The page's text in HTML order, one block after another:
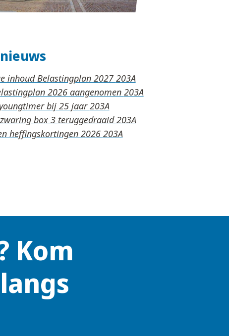
inhoud Belastingplan 2027
2026 aangenomen
bij 25 jaar
box 3 teruggedraaid
heffingskortingen 2026
Kom